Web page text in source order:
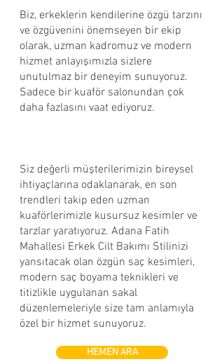
Biz, erkeklerin kendilerine özgü tarzını
ve özgüvenini önemseyen bir ekip
olarak, uzman kadromuz ve modern
hizmet anlayışımızla sizlere
unutulmaz bir deneyim sunuyoruz.
Sadece bir kuaför salonundan çok
daha fazlasını vaat ediyoruz.
Siz değerli müşterilerimizin bireysel
ihtiyaçlarına odaklanarak, en son
trendleri takip eden uzman
kuaförlerimizle kusursuz kesimler ve
tarzlar yaratıyoruz. Adana Fatih
Mahallesi Erkek Cilt Bakımı Stilinizi
yansıtacak olan özgün saç kesimleri,
modern saç boyama teknikleri ve
titizlikle uygulanan sakal
düzenlemeleriyle size tam anlamıyla
özel bir hizmet sunuyoruz.
HEMEN ARA